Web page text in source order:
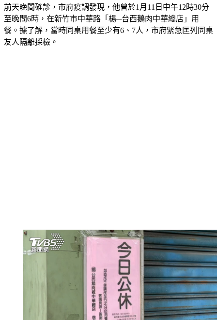
前天晚間確診，市府疫調發現，他曾於1月11日中午12時30分
至晚間6時，在新竹市中華路「楊─台西鵝肉中華總店」用
餐。據了解，當時同桌用餐至少有6、7人，市府緊急匡列同桌
友人隔離採檢。